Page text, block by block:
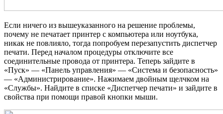
Если ничего из вышеуказанного на решение проблемы,
почему не печатает принтер с компьютера или ноутбука,
никак не повлияло, тогда попробуем перезапустить диспетчер
печати. Перед началом процедуры отключите все
соединительные провода от принтера. Теперь зайдите в
«Пуск» — «Панель управления» — «Система и безопасность»
— «Администрирование». Нажимаем двойным щелчком на
«Службы». Найдите в списке «Диспетчер печати» и зайдите в
свойства при помощи правой кнопки мыши.